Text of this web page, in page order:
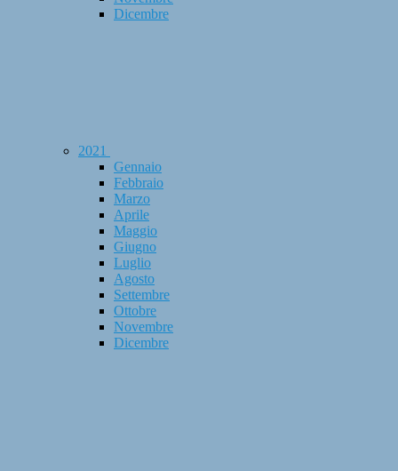
Dicembre
2021
Gennaio
Febbraio
Marzo
Aprile
Maggio
Giugno
Luglio
Agosto
Settembre
Ottobre
Novembre
Dicembre